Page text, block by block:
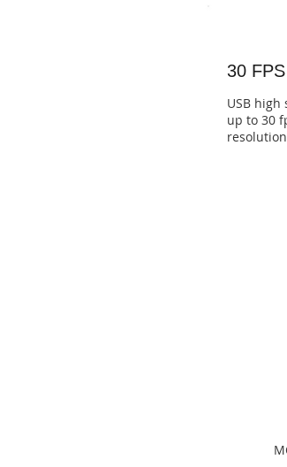
30 FPS
USB
up to 30